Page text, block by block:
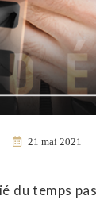
21 mai 2021
du temps